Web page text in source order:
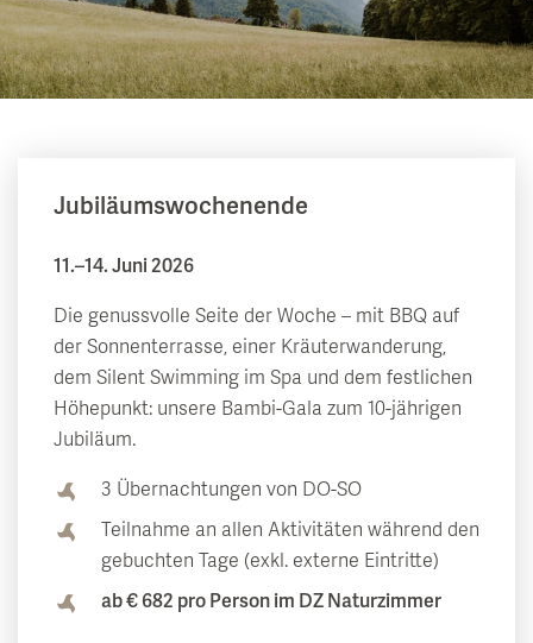
Jubiläumswochenende
11.–14. Juni 2026
Die genussvolle Seite der Woche – mit BBQ auf
der Sonnenterrasse, einer Kräuterwanderung,
dem Silent Swimming im Spa und dem festlichen
Höhepunkt: unsere Bambi-Gala zum 10-jährigen
Jubiläum.
3 Übernachtungen von DO-SO
Teilnahme an allen Aktivitäten während den
gebuchten Tage (exkl. externe Eintritte)
ab € 682 pro Person im DZ Naturzimmer